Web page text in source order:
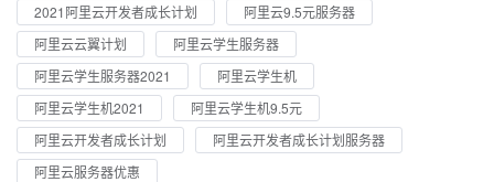
2021阿里云开发者成长计划
阿里云9.5元服务器
阿里云云翼计划
阿里云学生服务器
阿里云学生服务器2021
阿里云学生机
阿里云学生机2021
阿里云学生机9.5元
阿里云开发者成长计划
阿里云开发者成长计划服务器
阿里云服务器优惠